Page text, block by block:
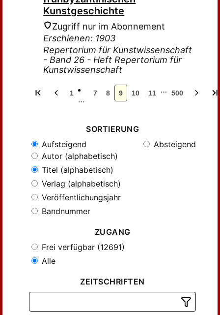
Kunstgeschichte
Zugriff nur im Abonnement
Erschienen: 1903
Repertorium für Kunstwissenschaft
- Band 26 - Heft Repertorium für
Kunstwissenschaft
1
…
7 8 9 10 11 … 500
SORTIERUNG
Aufsteigend
Absteigend
Autor (alphabetisch)
Titel (alphabetisch)
Verlag (alphabetisch)
Veröffentlichungsjahr
Bandnummer
ZUGANG
Frei verfügbar (12691)
Alle
ZEITSCHRIFTEN